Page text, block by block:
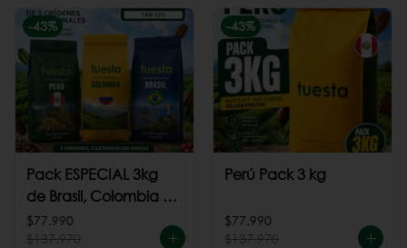
-43%
Pack ESPECIAL 3kg
de Brasil, Colombia +
Perú
$77.990
$137.970
-43%
Perú Pack 3 kg
$77.990
$137.970